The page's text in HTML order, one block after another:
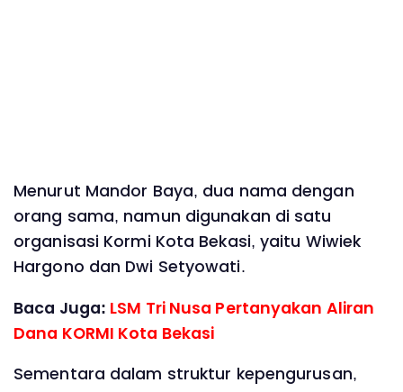
Menurut Mandor Baya, dua nama dengan
orang sama, namun digunakan di satu
organisasi Kormi Kota Bekasi, yaitu Wiwiek
Hargono dan Dwi Setyowati.
Baca Juga: LSM Tri Nusa Pertanyakan Aliran
Dana KORMI Kota Bekasi
Sementara dalam struktur kepengurusan,